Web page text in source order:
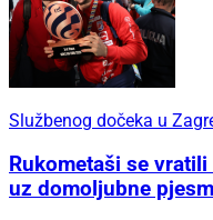
Službenog dočeka u
Rukometaši se
uz domoljubne